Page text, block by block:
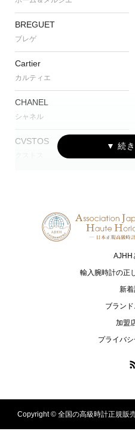
BREGUET
ブレゲ
Cartier
カルティエ
CHANEL
シャネル
CVSTOS
G-SHOCK
ジーショック
アイ・ダブリュー・シー シャフハ
エムアールジー
AJHH
輸入腕時計の正
新
ブラン
加盟
プライバ
Copyright © 全国の高級時計正規販